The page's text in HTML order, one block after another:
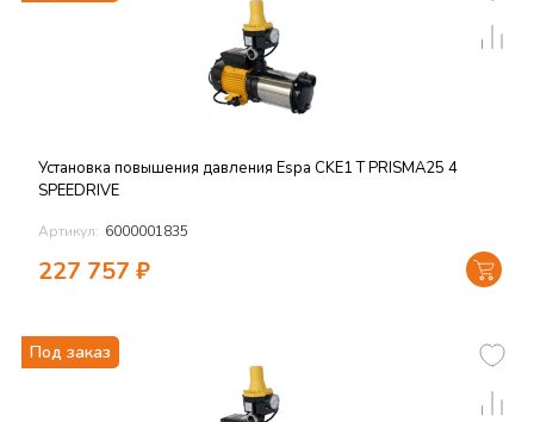
Установка повышения давления Espa CKE1 T PRISMA25 4
SPEEDRIVE
Артикул: 6000001835
227 757 ₽
Под заказ